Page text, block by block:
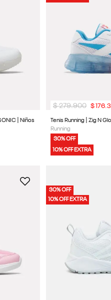
Tenis Running | Zig N Glow Elastic Lace | SONIC | Niños
Tenis Running | Zig N
Running
30% OFF
10% OFF EXTRA
$ 279.900 $176.
30% OFF
10% OFF EXTRA